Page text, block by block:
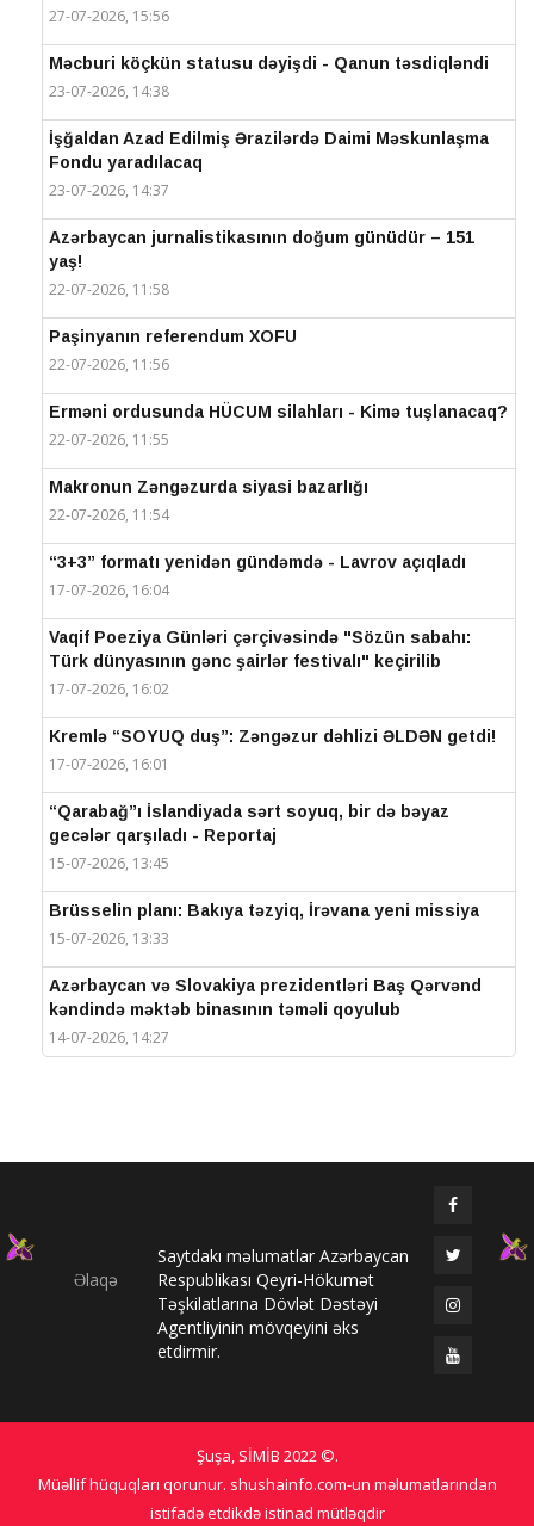
27-07-2026, 15:56
Məcburi köçkün statusu dəyişdi - Qanun təsdiqləndi
23-07-2026, 14:38
İşğaldan Azad Edilmiş Ərazilərdə Daimi Məskunlaşma
Fondu yaradılacaq
23-07-2026, 14:37
Azərbaycan jurnalistikasının doğum günüdür – 151
yaş!
22-07-2026, 11:58
Paşinyanın referendum XOFU
22-07-2026, 11:56
Erməni ordusunda HÜCUM silahları - Kimə tuşlanacaq?
22-07-2026, 11:55
Makronun Zəngəzurda siyasi bazarlığı
22-07-2026, 11:54
“3+3” formatı yenidən gündəmdə - Lavrov açıqladı
17-07-2026, 16:04
Vaqif Poeziya Günləri çərçivəsində "Sözün sabahı:
Türk dünyasının gənc şairlər festivalı" keçirilib
17-07-2026, 16:02
Kremlə “SOYUQ duş”: Zəngəzur dəhlizi ƏLDƏN getdi!
17-07-2026, 16:01
“Qarabağ”ı İslandiyada sərt soyuq, bir də bəyaz
gecələr qarşıladı - Reportaj
15-07-2026, 13:45
Brüsselin planı: Bakıya təzyiq, İrəvana yeni missiya
15-07-2026, 13:33
Azərbaycan və Slovakiya prezidentləri Baş Qərvənd
kəndində məktəb binasının təməli qoyulub
14-07-2026, 14:27
Prezidentlər Şuşada mətbuata bəyanatlarla çıxış
Elməddin Behbud: “IV Şuşa Qlobal Media Forumu
beynəlxalq media əməkdaşlığının nüfuzlu
platformasına çevrilib”
14-07-2026, 14:24
Qlobal Şuşa
13-07-2026, 10:34
Əlaqə
Saytdakı məlumatlar Azərbaycan
Respublikası Qeyri-Hökumət
Təşkilatlarına Dövlət Dəstəyi
Agentliyinin mövqeyini əks
etdirmir.
Şuşa, SİMİB 2022 ©.
Müəllif hüquqları qorunur. shushainfo.com-un məlumatlarından
istifadə etdikdə istinad mütləqdir